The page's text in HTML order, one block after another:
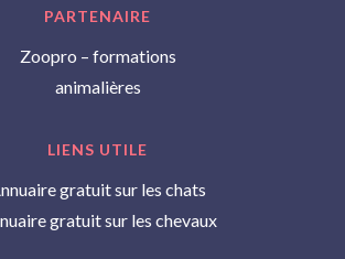
PARTENAIRE
Zoopro – formations
animalières
LIENS UTILE
gratuit sur les chats
gratuit sur les chevaux